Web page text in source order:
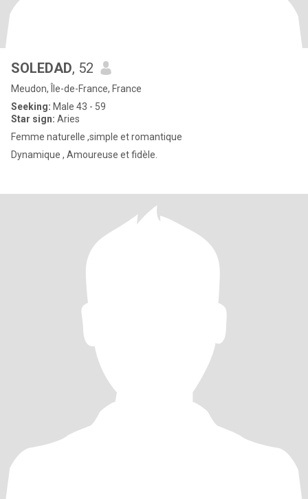
SOLEDAD, 52
Meudon, Île-de-France, France
Seeking: Male 43 - 59
Star sign: Aries
Femme naturelle ,simple et romantique
Dynamique , Amoureuse et fidèle.